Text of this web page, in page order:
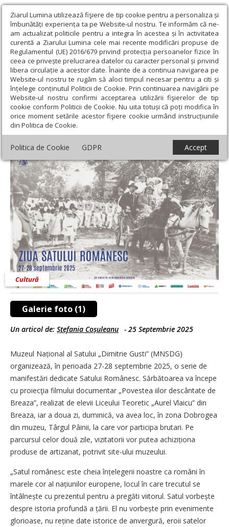
Ziarul Lumina utilizează fişiere de tip cookie pentru a personaliza și
îmbunătăți experiența ta pe Website-ul nostru. Te informăm că ne-
am actualizat politicile pentru a integra în acestea și în activitatea
curentă a Ziarului Lumina cele mai recente modificări propuse de
Regulamentul (UE) 2016/679 privind protecția persoanelor fizice în
ceea ce privește prelucrarea datelor cu caracter personal și privind
libera circulație a acestor date. Înainte de a continua navigarea pe
Website-ul nostru te rugăm să aloci timpul necesar pentru a citi și
înțelege conținutul Politicii de Cookie. Prin continuarea navigării pe
Website-ul nostru confirmi acceptarea utilizării fişierelor de tip
cookie conform Politicii de Cookie. Nu uita totuși că poți modifica în
orice moment setările acestor fişiere cookie urmând instrucțiunile
din Politica de Cookie.
Politica de Cookie GDPR Accept
Ziarul Lumina › Educaţie și Cultură › Cultură › Satul, „locul în
care trecutul se întâlnește cu prezentul”
Satul, „locul în care trecutul se întâlnește
cu prezentul”
Galerie foto (1)
Cultură
Un articol de: Ștefania Coșuleanu - 25 Septembrie 2025
Muzeul Național al Satului „Dimitrie Gusti” (MNSDG)
organizează, în perioada 27-28 septembrie 2025, o serie de
manifestări dedicate Satului Românesc. Sărbătoarea va începe
cu proiecţia filmului documentar „Povestea iilor descântate de
Breaza”, realizat de elevii Liceului Teoretic „Aurel Vlaicu” din
Breaza, iar a doua zi, duminică, va avea loc, în zona Dobrogea
din muzeu, Târgul Pâinii, la care vor participa brutari. Pe
parcursul celor două zile, vizitatorii vor putea achiziționa
produse de artizanat, potrivit site-ului muzeului.
„Satul românesc este cheia înțelegerii noastre ca români în
marele cor al națiunilor europene, locul în care trecutul se
întâlnește cu prezentul pentru a pregăti viitorul. Satul vorbește
despre istoria profundă a țării. El nu vorbește prin evenimente
glorioase, nu reține date istorice de anvergură, eroii satelor